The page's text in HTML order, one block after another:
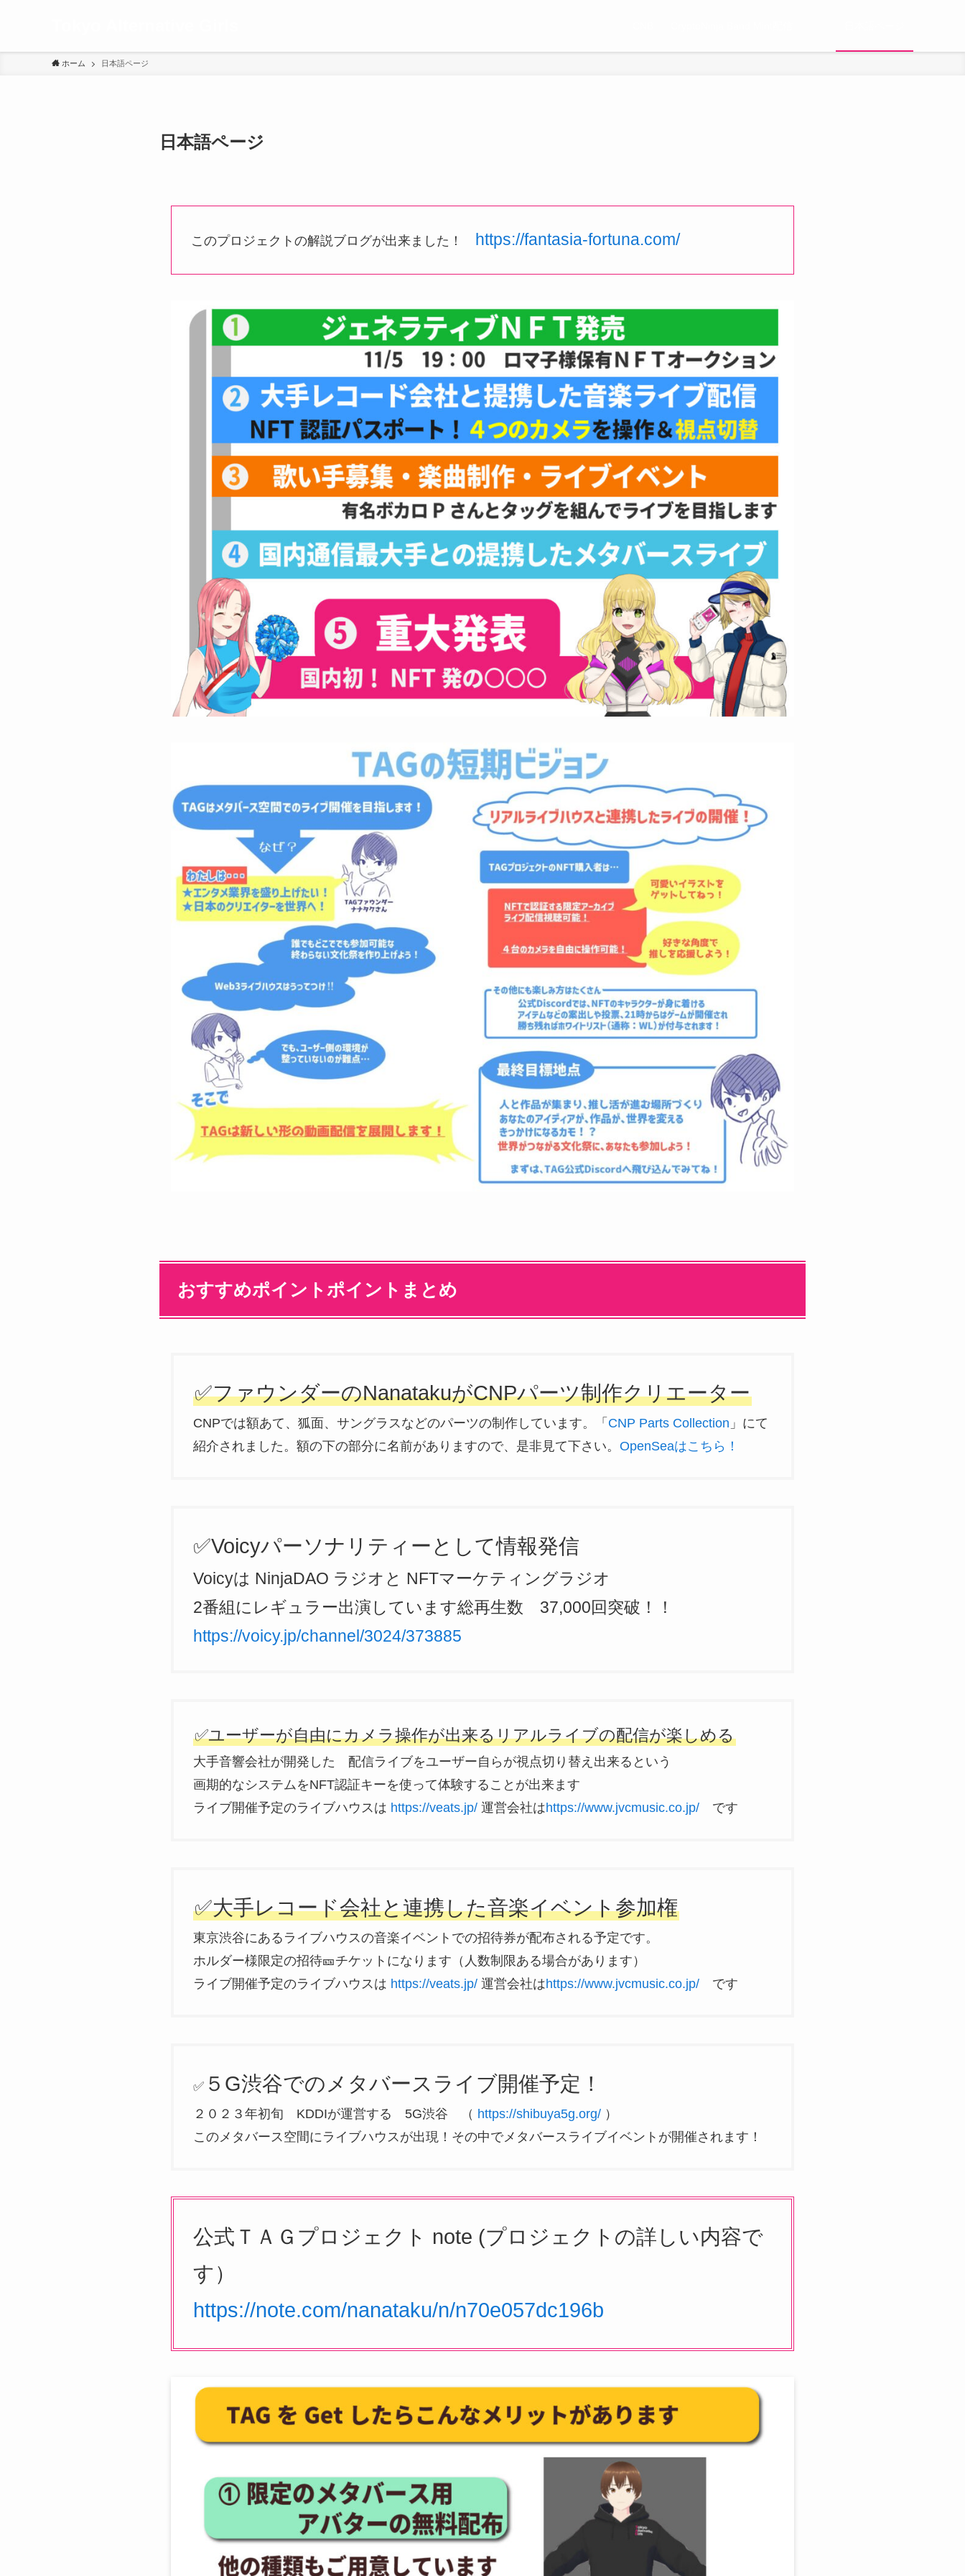
ホーム 日本語ページ
日本語ページ
このプロジェクトの解説ブログが出来ました！ https://fantasia-fortuna.com/
おすすめポイントポイントまとめ
✅ファウンダーのNanatakuがCNPパーツ制作クリエーター
CNPでは額あて、狐面、サングラスなどのパーツの制作しています。「 CNP Parts Collection 」にて
紹介されました。額の下の部分に名前がありますので、是非見て下さい。 OpenSeaはこちら！
✅Voicyパーソナリティーとして情報発信
Voicyは NinjaDAO ラジオと NFTマーケティングラジオ
2番組にレギュラー出演しています総再生数 37,000回突破！！
https://voicy.jp/channel/3024/373885
✅ユーザーが自由にカメラ操作が出来るリアルライブの配信が楽しめる
大手音響会社が開発した 配信ライブをユーザー自らが視点切り替え出来るという
画期的なシステムをNFT認証キーを使って体験することが出来ます
ライブ開催予定のライブハウスは https://veats.jp/ 運営会社はhttps://www.jvcmusic.co.jp/ です
✅大手レコード会社と連携した音楽イベント参加権
東京渋谷にあるライブハウスの音楽イベントでの招待券が配布される予定です。
ホルダー様限定の招待🎫チケットになります（人数制限ある場合があります）
ライブ開催予定のライブハウスは https://veats.jp/ 運営会社はhttps://www.jvcmusic.co.jp/ です
✅ ５G渋谷でのメタバースライブ開催予定！
２０２３年初旬 KDDIが運営する 5G渋谷 （ https://shibuya5g.org/ ）
このメタバース空間にライブハウスが出現！その中でメタバースライブイベントが開催されます！
公式ＴＡＧプロジェクト note (プロジェクトの詳しい内容で
す）
https://note.com/nanataku/n/n70e057dc196b